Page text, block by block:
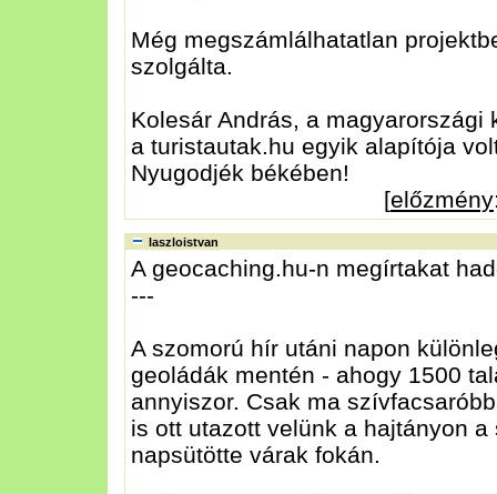
Még megszámlálhatatlan
szolgálta.
Kolesár András, a
a turistautak.hu egyik alapítója
Nyugodjék békében!
[előzmény
laszloistvan
A geocaching.hu-n megírtakat
---
A szomorú hír utáni napon
geoládák mentén - ahogy 1500
annyiszor. Csak ma
is ott utazott velünk a hajtányon
napsütötte várak fokán.